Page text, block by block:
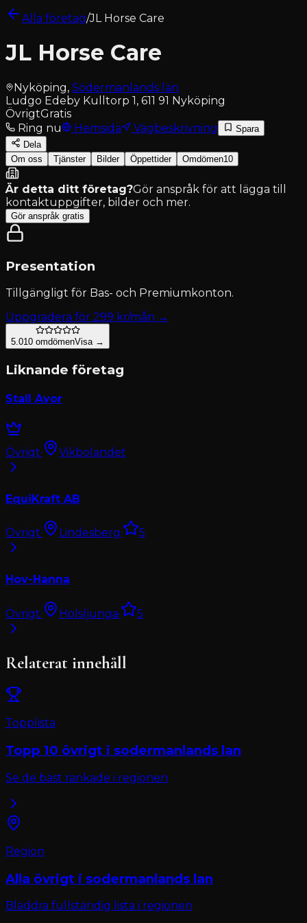
Alla företag/JL Horse Care
JL Horse Care
Nyköping, Södermanlands län
Ludgo Edeby Kulltorp 1, 611 91 Nyköping
ÖvrigtGratis
Ring nu
Hemsida Vägbeskrivning
Spara
Dela
Om oss
Tjänster Bilder Öppettider Omdömen10
Är detta ditt företag?Gör anspråk för att lägga till
kontaktuppgifter, bilder och mer.
Gör anspråk gratis
Presentation
Tillgängligt för Bas- och Premiumkonton.
Uppgradera för 299 kr/mån →
5.010 omdömenVisa →
Liknande företag
Stall Avor
Övrigt· Vikbolandet
EquiKraft AB
Övrigt· Lindesberg· 5
Hov-Hanna
Övrigt· Holsljunga· 5
Relaterat innehåll
Topplista
Topp 10 övrigt i sodermanlands lan
Se de bäst rankade i regionen
Region
Alla övrigt i sodermanlands lan
Bläddra fullständig lista i regionen